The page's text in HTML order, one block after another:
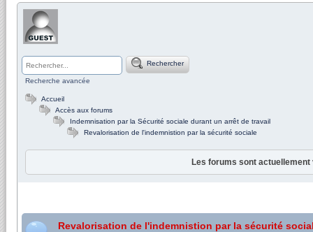
Rechercher
Recherche avancée
Accueil
Accès aux forums
Indemnisation par la Sécurité sociale durant un arrêt de travail
Revalorisation de l'indemnistion par la sécurité sociale
Les forums sont
Revalorisation de l'indemnistion par la sécurité